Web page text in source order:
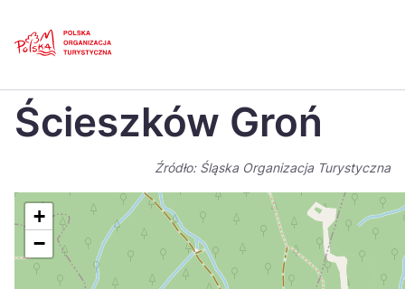
Polski
Español
Italiano
Ścieszków Groń
Źródło: Śląska Organizacja Turystyczna
+
−